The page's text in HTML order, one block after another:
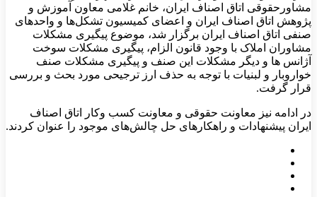
مشاورحقوقی اتاق اصناف ایران، خانم غلامی معاون آموزش و
پژوهش اتاق اصناف ایران و اعضای کمیسیون تشکل‌ها و واحدهای
صنفی اتاق اصناف ایران برگزار شد، موضوع پیگیری مشکلات
مشاوران املاک با وجود قانون الزام، پیگیری مشکلات سوخت
آژانس ها و دیگر مشکلات این صنف و پیگیری مشکلات صنف
خواروبار و لبنیات با توجه به حذف ارز ترجیحی مورد بحث و بررسی
قرار گرفت.
در ادامه نیز معاونت حقوقی و معاونت کسب وکار اتاق اصناف
ایران پیشنهادات و راهکارهای حل چالش‌های موجود را عنوان کردند.